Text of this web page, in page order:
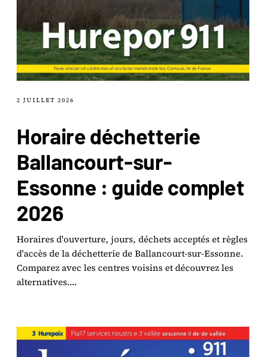
2 JUILLET 2026
Horaire déchetterie
Ballancourt-sur-
Essonne : guide complet
2026
Horaires d'ouverture, jours, déchets acceptés et règles
d'accès de la déchetterie de Ballancourt-sur-Essonne.
Comparez avec les centres voisins et découvrez les
alternatives.…